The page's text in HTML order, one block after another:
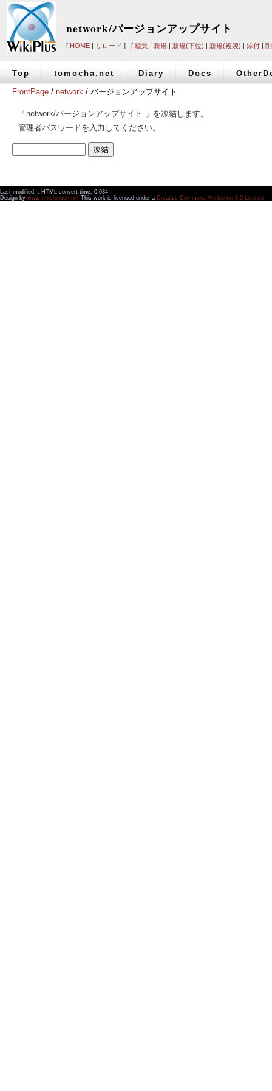
network/バージョンアップサイト
[ HOME | リロード ] [ 編集 | 新規 | 新規(下位) | 新規(複製) | 添付 |
Top tomocha.net Diary Docs
FrontPage / network / バージョンアップサイト
「network/バージョンアップサイト 」を凍結します。
管理者パスワードを入力してください。
Last-modified: : HTML convert time: 0.034
Design by www.mitchinson.net This work is licensed under a Creative Commons Attribution 3.0 License